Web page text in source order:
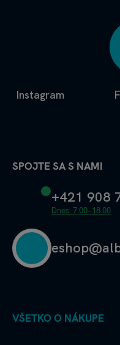
Instagram
SPOJTE SA S NAMI
+421 908
Dnes: 7.00–18.00
VŠETKO O NÁKUPE